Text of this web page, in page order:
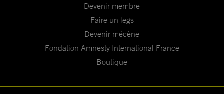
Devenir membre
Faire un legs
Devenir mécène
Fondation Amnesty International France
Boutique